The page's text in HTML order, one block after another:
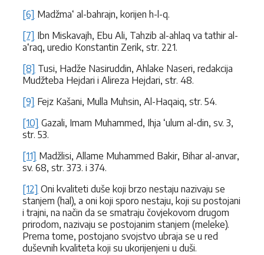
[6] Madžma‘ al-bahrajn, korijen h-l-q.
[7] Ibn Miskavajh, Ebu Ali, Tahzib al-ahlaq va tathir al-
a‘raq, uredio Konstantin Zerik, str. 221.
[8] Tusi, Hadže Nasiruddin, Ahlake Naseri, redakcija
Mudžteba Hejdari i Alireza Hejdari, str. 48.
[9] Fejz Kašani, Mulla Muhsin, Al-Haqaiq, str. 54.
[10] Gazali, Imam Muhammed, Ihja ‘ulum al-din, sv. 3,
str. 53.
[11] Madžlisi, Allame Muhammed Bakir, Bihar al-anvar,
sv. 68, str. 373. i 374.
[12] Oni kvaliteti duše koji brzo nestaju nazivaju se
stanjem (hal), a oni koji sporo nestaju, koji su postojani
i trajni, na način da se smatraju čovjekovom drugom
prirodom, nazivaju se postojanim stanjem (meleke).
Prema tome, postojano svojstvo ubraja se u red
duševnih kvaliteta koji su ukorijenjeni u duši.